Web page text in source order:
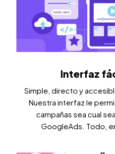
Interfaz
Simple, directo y
Nuestra interfaz le
campañas sea cual
GoogleAds. Todo,